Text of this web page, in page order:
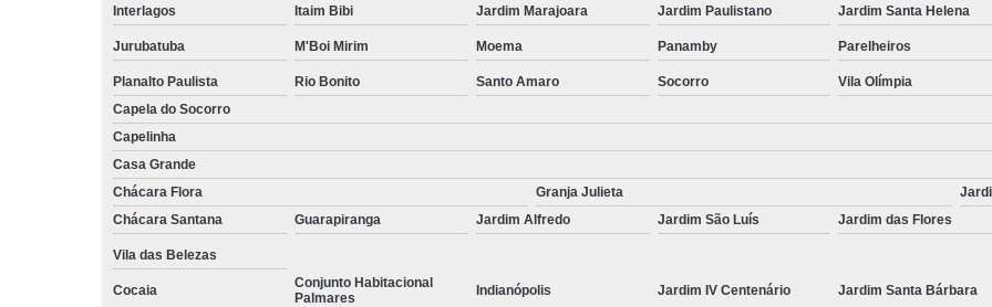
Interlagos Itaim Bibi Jardim Marajoara Jardim Paulistano Jardim Santa Helena
Jurubatuba M'Boi Mirim Moema Panamby Parelheiros
Planalto Paulista Rio Bonito Santo Amaro Socorro Vila Olímpia
Capela do Socorro
Capelinha
Casa Grande
Chácara Flora
Granja Julieta
Chácara Santana
Guarapiranga Jardim Alfredo Jardim São Luís Jardim das Flores
Vila das Belezas
Cocaia
Conjunto Habitacional
Palmares
Indianópolis Jardim IV Centenário Jardim Santa Bárbara